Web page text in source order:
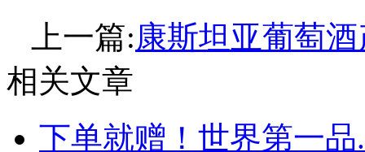
上一篇:康斯坦亚葡萄酒
相关文章
下单就赠！世界第一品